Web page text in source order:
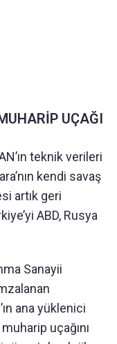
UÇAĞI
teknik verileri
kendi savaş
artık geri
ABD, Rusya
Sanayii
ana yüklenici
uçağını